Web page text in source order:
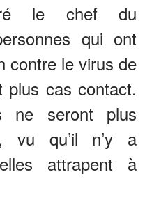
le chef du
qui ont
contre le virus de
plus cas contact.
ne seront plus
vu qu’il n’y a
attrapent à